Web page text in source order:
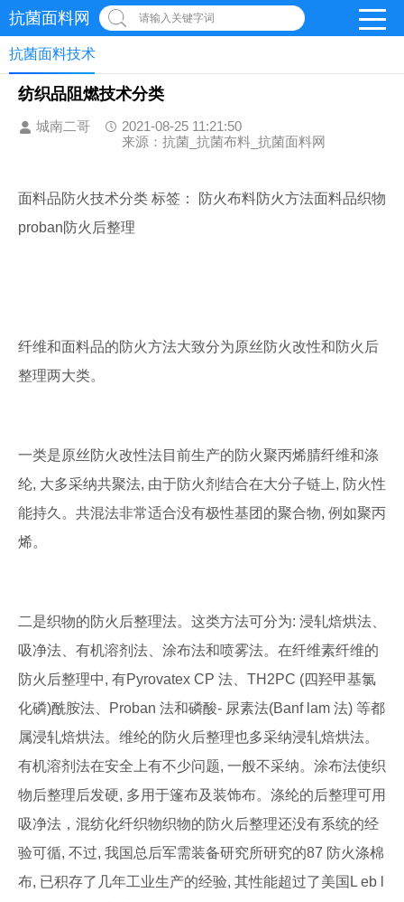
抗菌面料网 请输入关键字词
抗菌面料技术
纺织品阻燃技术分类
城南二哥
2021-08-25 11:21:50
来源：抗菌_抗菌布料_抗菌面料网
面料品防火技术分类 标签： 防火布料防火方法面料品织物
proban防火后整理
纤维和面料品的防火方法大致分为原丝防火改性和防火后
整理两大类。
一类是原丝防火改性法目前生产的防火聚丙烯腈纤维和涤
纶, 大多采纳共聚法, 由于防火剂结合在大分子链上, 防火性
能持久。共混法非常适合没有极性基团的聚合物, 例如聚丙
烯。
二是织物的防火后整理法。这类方法可分为: 浸轧焙烘法、
吸净法、有机溶剂法、涂布法和喷雾法。在纤维素纤维的
防火后整理中, 有Pyrovatex CP 法、TH2PC (四羟甲基氯
化磷)酰胺法、Proban 法和磷酸- 尿素法(Banf lam 法) 等都
属浸轧焙烘法。维纶的防火后整理也多采纳浸轧焙烘法。
有机溶剂法在安全上有不少问题, 一般不采纳。涂布法使织
物后整理后发硬, 多用于篷布及装饰布。涤纶的后整理可用
吸净法，混纺化纤织物织物的防火后整理还没有系统的经
验可循, 不过, 我国总后军需装备研究所研究的87 防火涤棉
布, 已积存了几年工业生产的经验, 其性能超过了美国L eb l